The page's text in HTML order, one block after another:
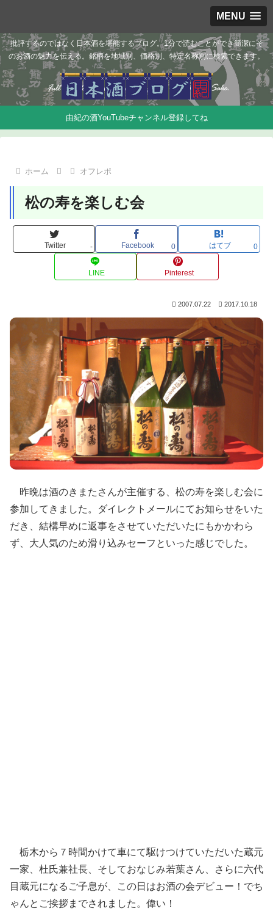
MENU
批評するのではなく日本酒を堪能するブログ。1分で読むことができ簡潔にそ
のお酒の魅力を伝える。銘柄を地域別、価格別、特定名称別に検索できます。
由紀の酒YouTubeチャンネル登録してね
ホーム オフレポ
松の寿を楽しむ会
Twitter - Facebook 0 はてブ 0
LINE Pinterest
2007.07.22 2017.10.18
昨晩は酒のきまたさんが主催する、松の寿を楽しむ会に
参加してきました。ダイレクトメールにてお知らせをいた
だき、結構早めに返事をさせていただいたにもかかわら
ず、大人気のため滑り込みセーフといった感じでした。
栃木から７時間かけて車にて駆けつけていただいた蔵元
一家、杜氏兼社長、そしておなじみ若葉さん、さらに六代
目蔵元になるご子息が、この日はお酒の会デビュー！でち
ゃんとご挨拶までされました。偉い！